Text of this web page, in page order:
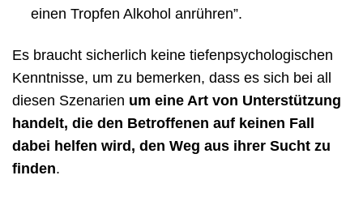
einen Tropfen Alkohol anrühren”.
Es braucht sicherlich keine tiefenpsychologischen
Kenntnisse, um zu bemerken, dass es sich bei all
diesen Szenarien um eine Art von Unterstützung
handelt, die den Betroffenen auf keinen Fall
dabei helfen wird, den Weg aus ihrer Sucht zu
finden.